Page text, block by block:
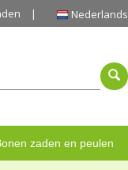
Nederlands
zaden en peulen